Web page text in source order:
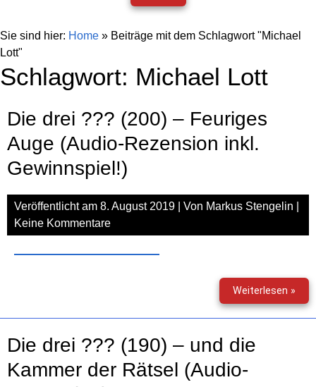
Sie sind hier: Home » Beiträge mit dem Schlagwort "Michael
Lott"
Schlagwort: Michael Lott
Die drei ??? (200) – Feuriges
Auge (Audio-Rezension inkl.
Gewinnspiel!)
Veröffentlicht am 8. August 2019 | Von Markus Stengelin
Keine Kommentare
Weiterlesen »Die
drei
???
Die drei ??? (190) – und die
Kammer der Rätsel (Audio-